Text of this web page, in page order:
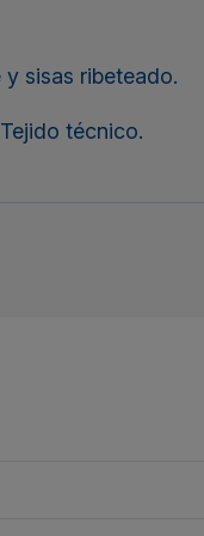
sisas ribeteado.
técnico.